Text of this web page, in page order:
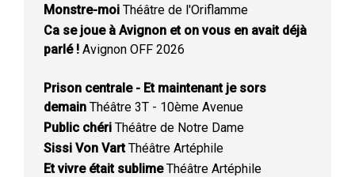
Monstre-moi Théâtre de l'Oriflamme
Ca se joue à Avignon et on vous en avait déjà
parlé ! Avignon OFF 2026
Prison centrale - Et maintenant je sors
demain Théâtre 3T - 10ème Avenue
Public chéri Théâtre de Notre Dame
Sissi Von VartThéâtre Artéphile
Et vivre était sublimeThéâtre Artéphile